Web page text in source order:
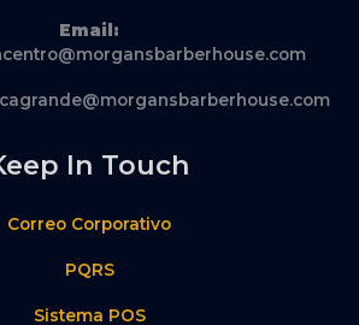
Email:
In Touch
Correo Corporativo
PQRS
Sistema POS